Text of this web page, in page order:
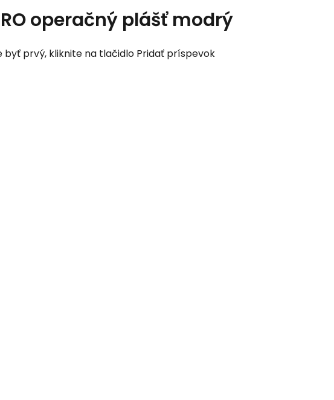
operačný plášť modrý
prvý, kliknite na tlačidlo Pridať príspevok